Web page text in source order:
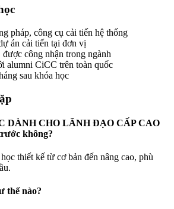
pháp, công cụ cải tiến hệ thống
án cải tiến tại đơn vị
công nhận trong ngành
alumni CiCC trên toàn quốc
sau khóa học
DÀNH CHO LÃNH ĐẠO CẤP CAO
không?
thiết kế từ cơ bản đến nâng cao, phù
thế nào?